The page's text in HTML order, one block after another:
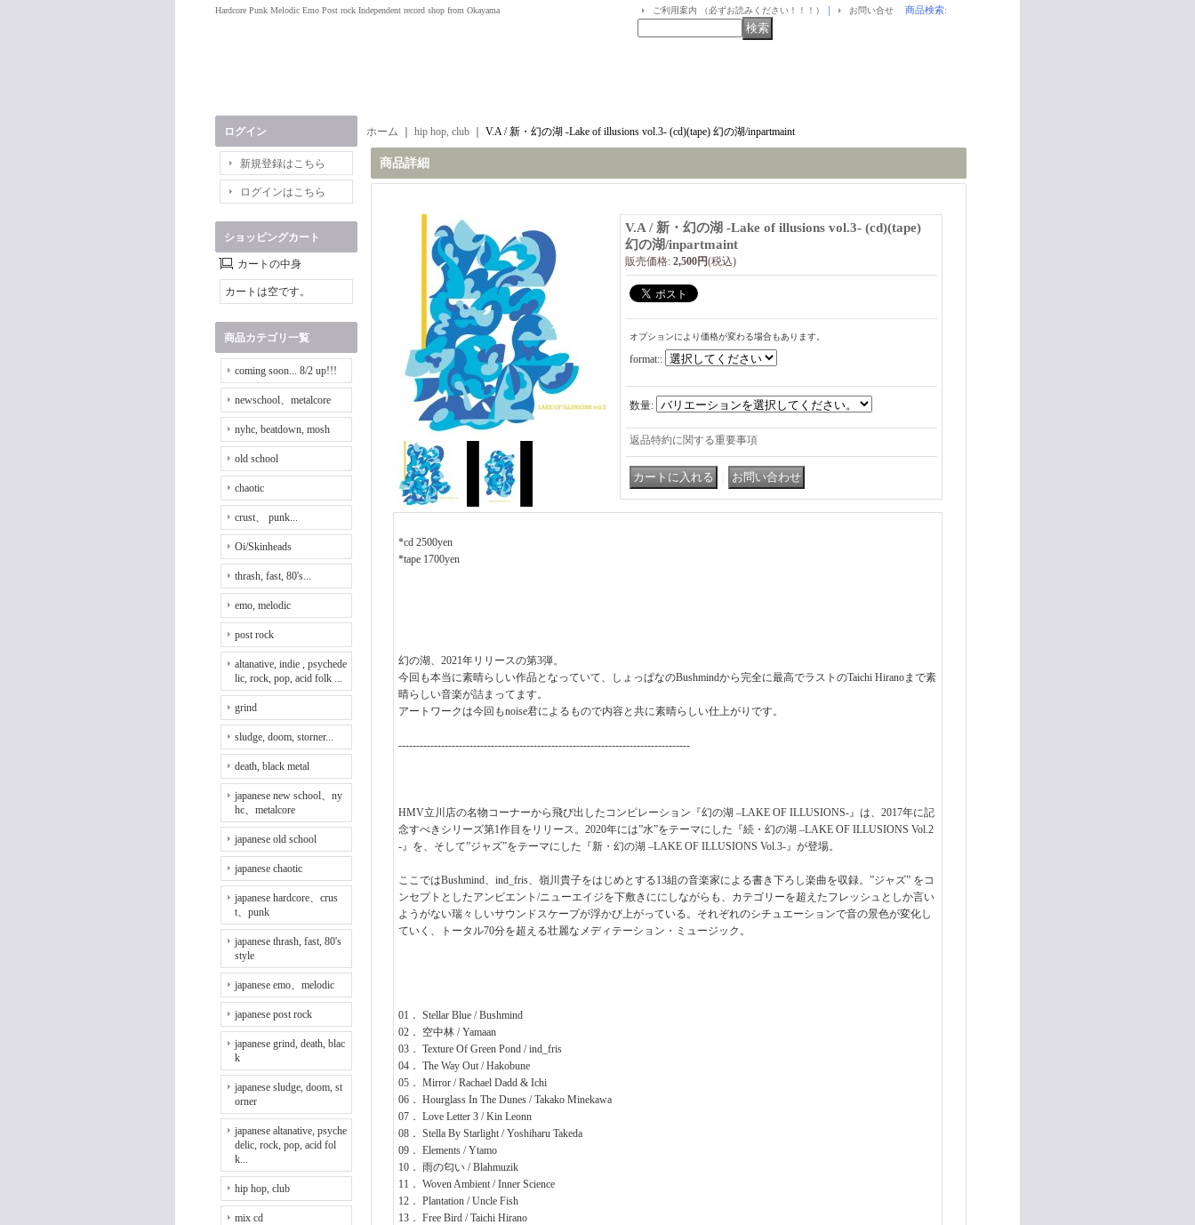
Hardcore Punk Melodic Emo Post rock Independent record shop from Okayama ご利用案内 （必ずお読みください！！！） ｜ お問い合せ 商品検索:
ログイン
新規登録はこちら
ログインはこちら
ショッピングカート
カートの中身
カートは空です。
商品カテゴリ一覧
coming soon... 8/2 up!!!
newschool、metalcore
nyhc, beatdown, mosh
old school
chaotic
crust、 punk...
Oi/Skinheads
thrash, fast, 80's...
emo, melodic
post rock
altanative, indie , psychede
lic, rock, pop, acid folk ...
grind
sludge, doom, storner...
death, black metal
japanese new school、ny
hc、metalcore
japanese old school
japanese chaotic
japanese hardcore、crus
t、punk
japanese thrash, fast, 80's
style
japanese emo、melodic
japanese post rock
japanese grind, death, blac
k
japanese sludge, doom, st
orner
japanese altanative, psyche
delic, rock, pop, acid fol
k...
hip hop, club
mix cd
ホーム hip hop, club V.A / 新・幻の湖 -Lake of illusions vol.3- (cd)(tape) 幻の湖/inpartmaint
商品詳細
V.A / 新・幻の湖 -Lake of illusions vol.3- (cd)(tape)
幻の湖/inpartmaint
販売価格: 2,500円(税込)
オプションにより価格が変わる場合もあります。
format::
数量:
返品特約に関する重要事項
*cd 2500yen
*tape 1700yen
幻の湖、2021年リリースの第3弾。
今回も本当に素晴らしい作品となっていて、しょっぱなのBushmindから完全に最高でラストのTaichi Hiranoまで素
晴らしい音楽が詰まってます。
アートワークは今回もnoise君によるもので内容と共に素晴らしい仕上がりです。
----------------------------------------------------------------------------------
HMV立川店の名物コーナーから飛び出したコンピレーション『幻の湖 –LAKE OF ILLUSIONS-』は、2017年に記
念すべきシリーズ第1作目をリリース。2020年には”水”をテーマにした『続・幻の湖 –LAKE OF ILLUSIONS Vol.2
-』を、そして”ジャズ”をテーマにした『新・幻の湖 –LAKE OF ILLUSIONS Vol.3-』が登場。
ここではBushmind、ind_fris、嶺川貴子をはじめとする13組の音楽家による書き下ろし楽曲を収録。”ジャズ” をコ
ンセプトとしたアンビエント/ニューエイジを下敷きににしながらも、カテゴリーを超えたフレッシュとしか言い
ようがない瑞々しいサウンドスケープが浮かび上がっている。それぞれのシチュエーションで音の景色が変化し
ていく、トータル70分を超える壮麗なメディテーション・ミュージック。
01． Stellar Blue / Bushmind
02． 空中林 / Yamaan
03． Texture Of Green Pond / ind_fris
04． The Way Out / Hakobune
05． Mirror / Rachael Dadd & Ichi
06． Hourglass In The Dunes / Takako Minekawa
07． Love Letter 3 / Kin Leonn
08． Stella By Starlight / Yoshiharu Takeda
09． Elements / Ytamo
10． 雨の匂い / Blahmuzik
11． Woven Ambient / Inner Science
12． Plantation / Uncle Fish
13． Free Bird / Taichi Hirano